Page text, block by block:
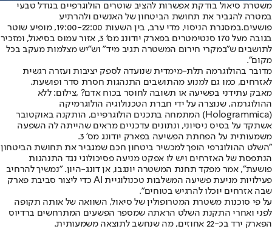
משטרת סיאול בודקת אפשרות להציב שוטרים הולוגרפיים בגודל טבעי
במטרה להגביר את תחושת הביטחון של האנשים ולהרתיע
פושעים.
במסגרת הניסוי, מדי ערב, בין השעות 19:00-22:00, מופיע שוטר
בגובה מעל 170 סנטימטרים בפארק יודונג מס' 3, אזור עמוס בסיאול, ומזכיר
לתושבים ש"במקרי חירום המשטרה תגיב מיד" וש"יש מצלמות מעקב בכל
מקום".
מדובר בהולוגרמה תלת-מימדית שנועדה לספק יציבות ועזרה רגשית
לאזרחים, כמו גם למנוע מהתושבים התנהגות חסרת סדר ופושעת.
מאבק עתידני בפשיעה או תשובה לחוסר בכוח אדם? ,צילום: ללא
ההולוגרמה, שנוצרה על ידי חברת הטכנולוגיה הולוגרמיקה
(Hologrammica) המתמחה בתכנים הולוגרפיים, הותקנה באוקטובר
אשתקד על בסיס ניסיוני, ונתונים עדכניים מראים שהייתה לה השפעה
משמעותית על הפחתת הפשיעה בפארק יודונג מס' 3.
"השלט ההולוגרפי הופך למכשיר ביטחון חכם שמגביר את תחושת הביטחון
הנתפסת של האזרחים ויש לו אפקט מניעה פסיכולוגי נגד התנהגות
פושעת", אמר מפקד תחנת המשטרה יונגבו, אן דונג-היון. "נמשיך להרחיב
פעילויות מניעת פשיעה המשלבות טכנולוגיית AI כדי ליצור סביבת פארק
שבה אזרחים יוכלו להרגיש בטוחים".
על פי סוכנות משטרת המטרופולין של סיאול, השוואה של אותה תקופה
לפני ואחרי התקנת השלט הראתה שמספר הפשעים המתרחשים ברדיוס
הפארק ירד בכ-22 אחוזים, מה שנחשב לתוצאה משמעותית.